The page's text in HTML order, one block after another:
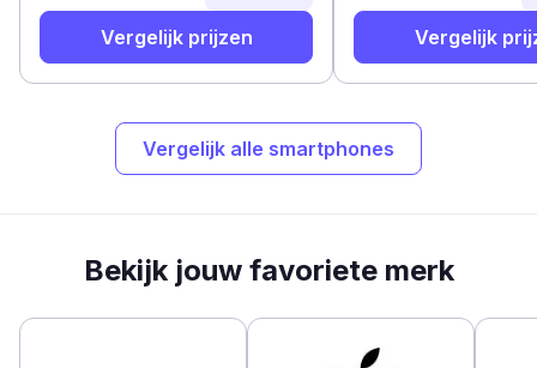
Vergelijk prijzen Vergelijk
Vergelijk alle smartphones
Bekijk jouw favoriete merk